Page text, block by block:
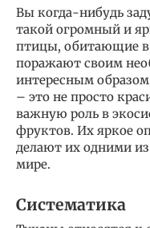
Вы когда-нибудь
такой огромный и
птицы, обитающие в
поражают своим
интересным
– это не просто
важную роль в
фруктов. Их яркое
делают их одними
мире.
Систематика